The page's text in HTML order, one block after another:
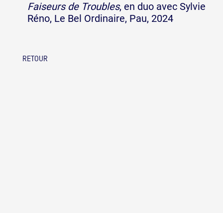
Faiseurs de Troubles, en duo avec Sylvie
Réno, Le Bel Ordinaire, Pau, 2024
RETOUR